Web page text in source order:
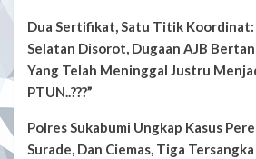
Dua Sertifikat, Satu Titik Koordinat:
Selatan Disorot, Dugaan AJB
Yang Telah Meninggal Justru
PTUN..???”
Polres Sukabumi Ungkap Kasus
Surade, Dan Ciemas, Tiga